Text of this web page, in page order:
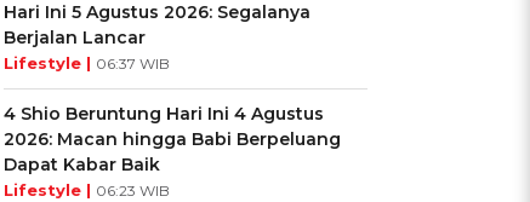
Hari Ini 5 Agustus 2026: Segalanya
Berjalan Lancar
Lifestyle | 06:37 WIB
4 Shio Beruntung Hari Ini 4 Agustus
2026: Macan hingga Babi Berpeluang
Dapat Kabar Baik
Lifestyle | 06:23 WIB